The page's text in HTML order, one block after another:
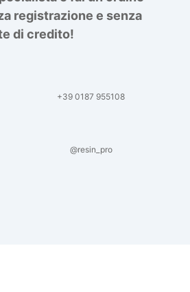
registrazione e senza
di credito!
+39 0187 955108
@resin_pro